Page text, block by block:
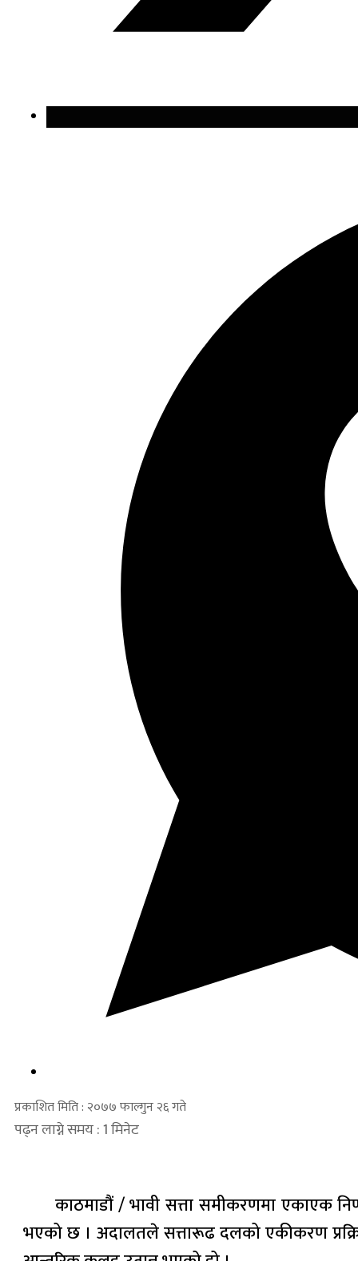
प्रकाशित मिति : २०७७ फाल्गुन २६ गते
पढ्न लाग्ने समय : 1 मिनेट
काठमाडौं / भावी सत्ता समीकरणमा एकाएक
भएको छ । अदालतले सत्तारूढ दलको एकीकरण